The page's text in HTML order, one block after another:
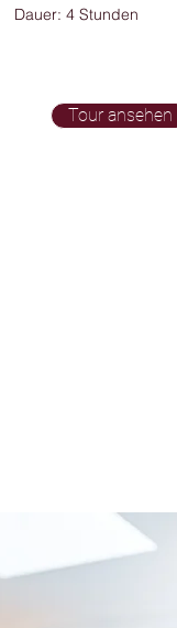
Dauer: 4 Stunden
Tour ansehen